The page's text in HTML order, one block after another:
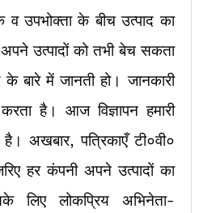
व उपभोक्ता के बीच उत्पाद का
उत्पादों को तभी बेच सकता
बारे में जानती हो। जानकारी
है। आज विज्ञापन हमारी
अखबार, पत्रिकाएँ टी०वी०
हर कंपनी अपने उत्पादों का
लिए लोकप्रिय अभिनेता-